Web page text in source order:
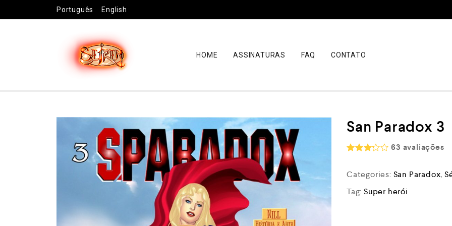
Português English
HOME ASSINATURAS FAQ CONTATO
San Paradox 3
out of
5
63 avaliações
Categories: San Paradox,
Tag: Super herói